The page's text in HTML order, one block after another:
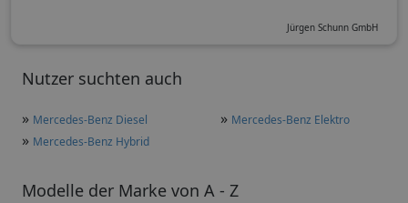
Nutzer suchten auch
» Mercedes-Benz Diesel » Mercedes-Benz Elektro
» Mercedes-Benz Hybrid
Modelle der Marke von A - Z
Jürgen Schunn GmbH